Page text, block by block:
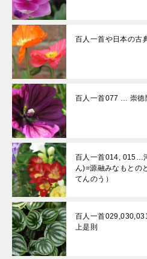
百人一首や日本の古
百人一首077 … 崇徳
百人一首014, 015…
ん)=源融みなもとの
てんのう）
百人一首
上是則